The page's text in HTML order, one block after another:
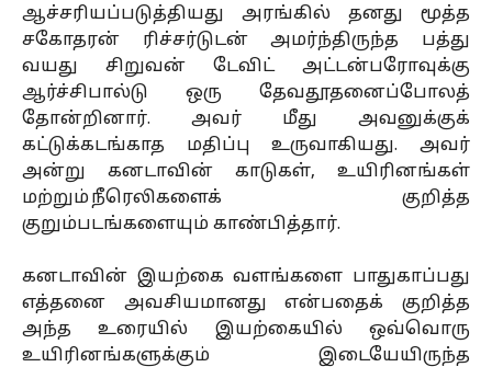
ஆச்சரியப்படுத்தியது அரங்கில் தனது மூத்த
சகோதரன் ரிச்சர்டுடன் அமர்ந்திருந்த பத்து
வயது சிறுவன் டேவிட் அட்டன்பரோவுக்கு
ஆர்ச்சிபால்டு ஒரு தேவதூதனைப்போலத்
தோன்றினார். அவர் மீது அவனுக்குக்
கட்டுக்கடங்காத மதிப்பு உருவாகியது. அவர்
அன்று கனடாவின் காடுகள், உயிரினங்கள்
மற்றும் நீரெலிகளைக் குறித்த
குறும்படங்களையும் காண்பித்தார்.
கனடாவின் இயற்கை வளங்களை பாதுகாப்பது
எத்தனை அவசியமானது என்பதைக் குறித்த
அந்த உரையில் இயற்கையில் ஒவ்வொரு
உயிரினங்களுக்கும் இடையேயிருந்த